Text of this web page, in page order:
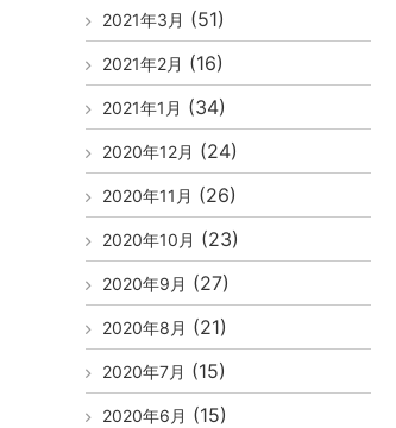
2021年3月 (51)
2021年2月 (16)
2021年1月 (34)
2020年12月 (24)
2020年11月 (26)
2020年10月 (23)
2020年9月 (27)
2020年8月 (21)
2020年7月 (15)
2020年6月 (15)